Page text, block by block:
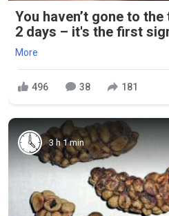
You haven’t gone to
2 days – it's the first
More
496 38 181
3 h 1 min